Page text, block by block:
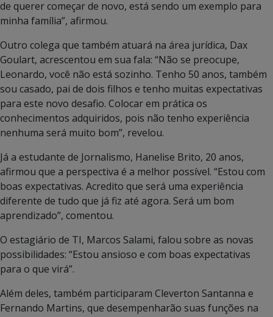
de querer começar de novo, está sendo um exemplo para
minha família”, afirmou.
Outro colega que também atuará na área jurídica, Dax
Goulart, acrescentou em sua fala: “Não se preocupe,
Leonardo, você não está sozinho. Tenho 50 anos, também
sou casado, pai de dois filhos e tenho muitas expectativas
para este novo desafio. Colocar em prática os
conhecimentos adquiridos, pois não tenho experiência
nenhuma será muito bom”, revelou.
Já a estudante de Jornalismo, Hanelise Brito, 20 anos,
afirmou que a perspectiva é a melhor possível. “Estou com
boas expectativas. Acredito que será uma experiência
diferente de tudo que já fiz até agora. Será um bom
aprendizado”, comentou.
O estagiário de TI, Marcos Salami, falou sobre as novas
possibilidades: “Estou ansioso e com boas expectativas
para o que virá”.
Além deles, também participaram Cleverton Santanna e
Fernando Martins, que desempenharão suas funções na